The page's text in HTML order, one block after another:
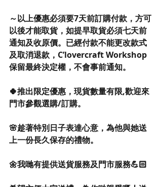
～以上優惠必須要7天前訂購付款，方可
以後才能取貨，如提早取貨必須七天前
通知及收原價。已經付款不能更改款式
及取消退款，C’lovercraft Workshop
保留最終決定權，不會事前通知。
🍀推出限定優惠，現貨數量有限,歡迎來
門市參觀選購/訂購。
🌸趁著特別日子表達心意，為他與她送
上一份長久保存的禮物。
🌼我哋有提供送貨服務及門市服務💪🏻